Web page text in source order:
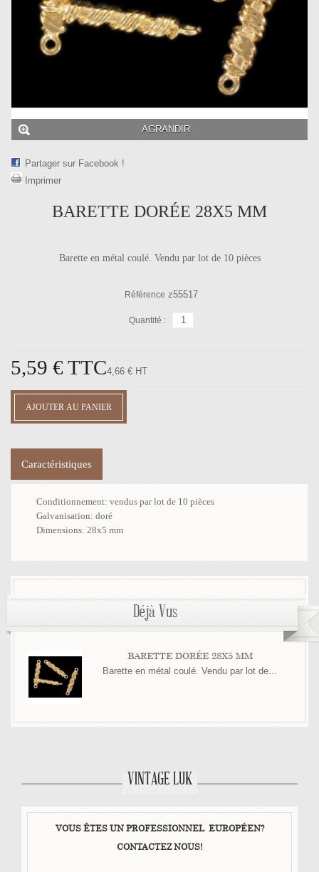
AGRANDIR
Partager sur Facebook !
Imprimer
BARETTE DORÉE 28X5 MM
Barette en métal coulé. Vendu par lot de 10 pièces
Référence z55517
Quantité :
5,59 € TTC4,66 € HT
Caractéristiques
Conditionnement: vendus par lot de 10 pièces
Galvanisation: doré
Dimensions: 28x5 mm
Déjà Vus
BARETTE DORÉE 28X5 MM
Barette en métal coulé. Vendu par lot de...
VINTAGE LUK
VOUS ÊTES UN PROFESSIONNEL EUROPÉEN?
CONTACTEZ NOUS!